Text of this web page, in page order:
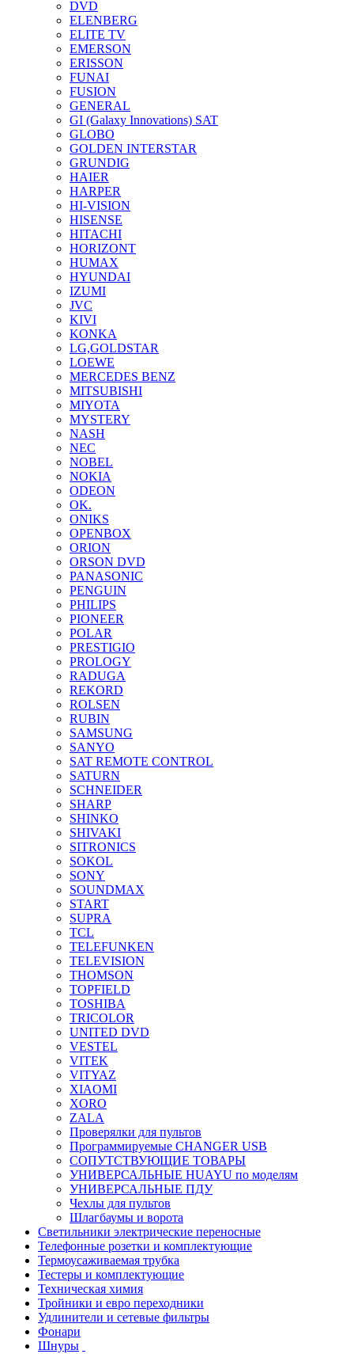
DVD
ELENBERG
ELITE TV
EMERSON
ERISSON
FUNAI
FUSION
GENERAL
GI (Galaxy Innovations) SAT
GLOBO
GOLDEN INTERSTAR
GRUNDIG
HAIER
HARPER
HI-VISION
HISENSE
HITACHI
HORIZONT
HUMAX
HYUNDAI
IZUMI
JVC
KIVI
KONKA
LG,GOLDSTAR
LOEWE
MERCEDES BENZ
MITSUBISHI
MIYOTA
MYSTERY
NASH
NEC
NOBEL
NOKIA
ODEON
OK.
ONIKS
OPENBOX
ORION
ORSON DVD
PANASONIC
PENGUIN
PHILIPS
PIONEER
POLAR
PRESTIGIO
PROLOGY
RADUGA
REKORD
ROLSEN
RUBIN
SAMSUNG
SANYO
SAT REMOTE CONTROL
SATURN
SCHNEIDER
SHARP
SHINKO
SHIVAKI
SITRONICS
SOKOL
SONY
SOUNDMAX
START
SUPRA
TCL
TELEFUNKEN
TELEVISION
THOMSON
TOPFIELD
TOSHIBA
TRICOLOR
UNITED DVD
VESTEL
VITEK
VITYAZ
XIAOMI
XORO
ZALA
Проверялки для пультов
Программируемые CHANGER USB
СОПУТСТВУЮЩИЕ ТОВАРЫ
УНИВЕРСАЛЬНЫЕ HUAYU по моделям
УНИВЕРСАЛЬНЫЕ ПДУ
Чехлы для пультов
Шлагбаумы и ворота
Светильники электрические переносные
Телефонные розетки и комплектующие
Термоусаживаемая трубка
Тестеры и комплектующие
Техническая химия
Тройники и евро переходники
Удлинители и сетевые фильтры
Фонари
Шнуры